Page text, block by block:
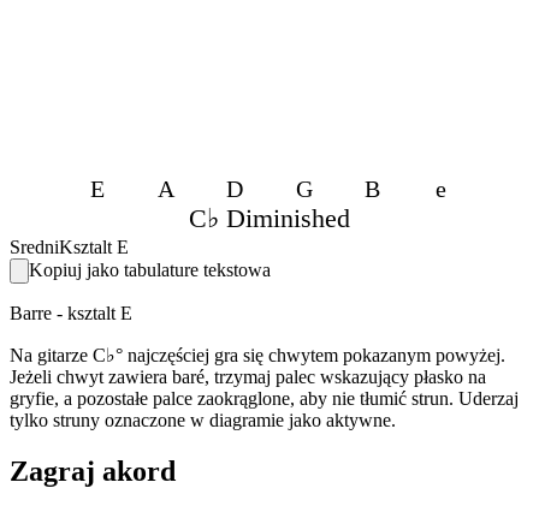
E A D G B e
C♭ Diminished
SredniKsztalt E
Kopiuj jako tabulature tekstowa
Barre - ksztalt E
Na gitarze C♭° najczęściej gra się chwytem pokazanym powyżej.
Jeżeli chwyt zawiera baré, trzymaj palec wskazujący płasko na
gryfie, a pozostałe palce zaokrąglone, aby nie tłumić strun. Uderzaj
tylko struny oznaczone w diagramie jako aktywne.
Zagraj akord